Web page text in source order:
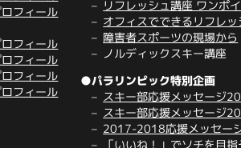
フィール
フィール
フィール
フィール
フィール
リフレッシュ講座 ワンポ
オフィスでできるリフレッ
障害者スポーツの現場から
ノルディックスキー講座
●パラリンピック特別企画
スキー部応援メッセージ
スキー部応援メッセージ
2017-2018応援メッセー
「いいね！」でソチを目